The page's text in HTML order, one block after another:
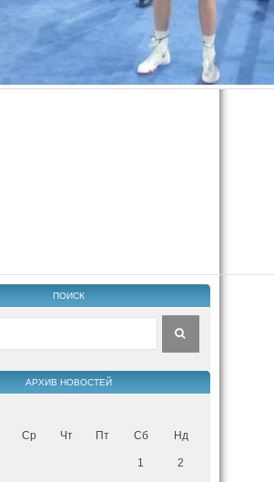
ПОИСК
АРХИВ НОВОСТЕЙ
Ср Чт Пт Сб Нд
1 2